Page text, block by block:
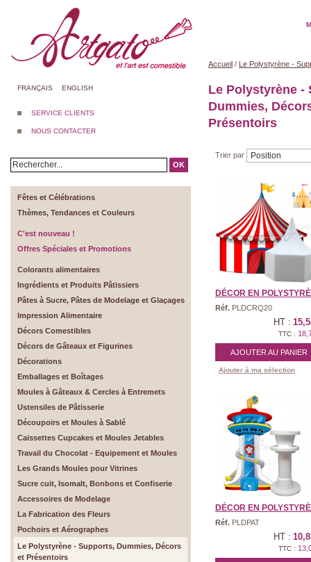
FRANÇAIS ENGLISH
SERVICE CLIENTS
NOUS CONTACTER
OK
Fêtes et Célébrations
Thèmes, Tendances et Couleurs
C'est nouveau !
Offres Spéciales et Promotions
Colorants alimentaires
Ingrédients et Produits Pâtissiers
Pâtes à Sucre, Pâtes de Modelage et Glaçages
Impression Alimentaire
Décors Comestibles
Décors de Gâteaux et Figurines
Décorations
Emballages et Boîtages
Moules à Gâteaux & Cercles à Entremets
Ustensiles de Pâtisserie
Découpoirs et Moules à Sablé
Caissettes Cupcakes et Moules Jetables
Travail du Chocolat - Equipement et Moules
Les Grands Moules pour Vitrines
Sucre cuit, Isomalt, Bonbons et Confiserie
Accessoires de Modelage
La Fabrication des Fleurs
Pochoirs et Aérographes
Le Polystyrène - Supports, Dummies, Décors
et Présentoirs
Accueil / Le Polystyrène -
Le Polystyrène -
Dummies,
Présentoirs
Trier par
DÉCOR EN
Réf. PLDCRQ20
HT :
TTC :
AJOUTER AU PANIER
Ajouter à ma sélection
DÉCOR EN
Réf. PLDPAT
HT :
TTC :